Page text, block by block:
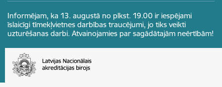
Informējam, ka 13. augustā no plkst. 19.00 ir iespējami
īslaicīgi tīmekļvietnes darbības traucējumi, jo tiks veikti
uzturēšanas darbi. Atvainojamies par sagādātajām neērtībām!